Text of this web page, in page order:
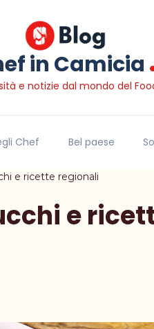
in Camicia
e notizie dal mondo del
Chef Bel paese
e ricette regionali
e